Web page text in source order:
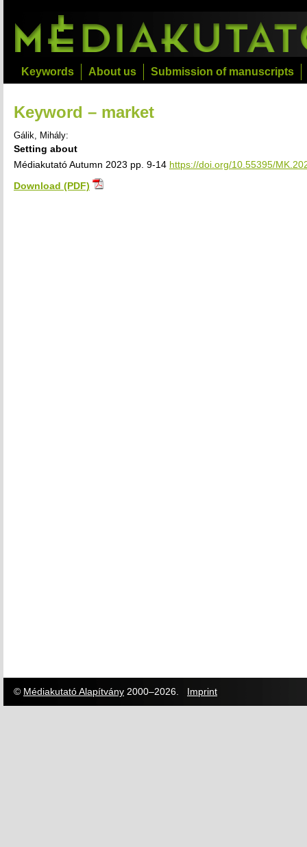
Keywords About us Submission of manuscripts
Keyword – market
Gálik, Mihály:
Setting about
Médiakutató Autumn 2023 pp. 9-14 https://doi.org/10.55395/
Download (PDF)
© Médiakutató Alapítvány 2000–2026. Imprint